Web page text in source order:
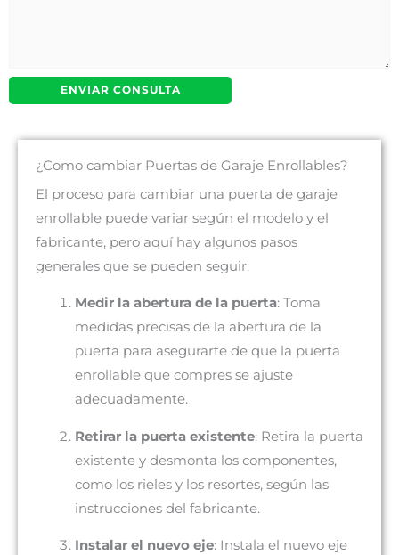
¿Como cambiar Puertas de Garaje Enrollables?
El proceso para cambiar una puerta de garaje
enrollable puede variar según el modelo y el
fabricante, pero aquí hay algunos pasos
generales que se pueden seguir:
Medir la abertura de la puerta: Toma
medidas precisas de la abertura de la
puerta para asegurarte de que la puerta
enrollable que compres se ajuste
adecuadamente.
Retirar la puerta existente: Retira la puerta
existente y desmonta los componentes,
como los rieles y los resortes, según las
instrucciones del fabricante.
Instalar el nuevo eje: Instala el nuevo eje